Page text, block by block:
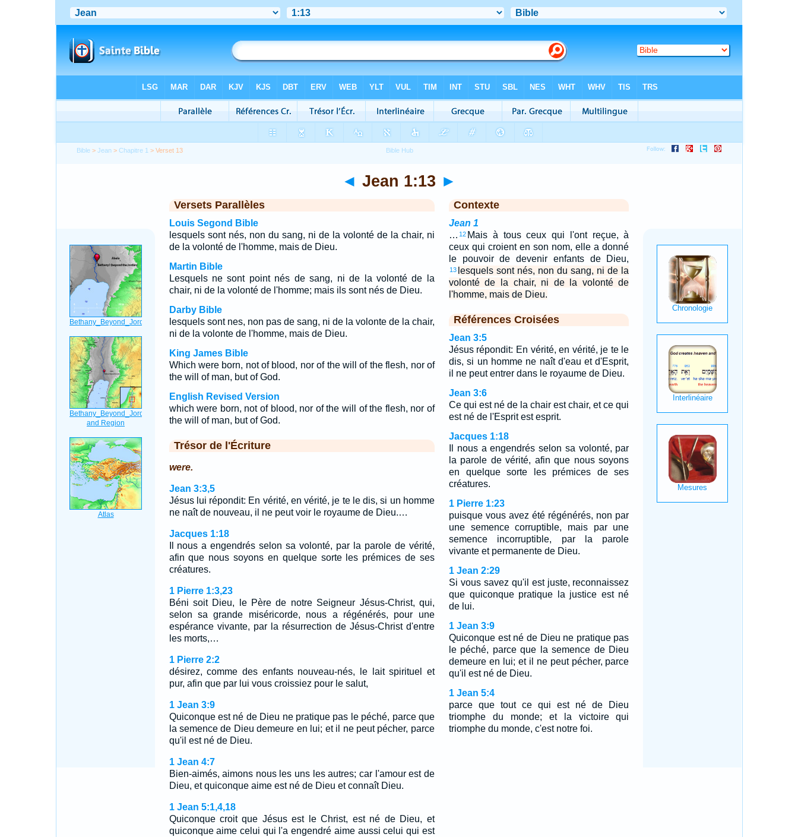
Bible >Jean >Chapitre 1 > Verset 13
◄ Jean 1:13 ►
Versets Parallèles
Louis Segond Bible
lesquels sont nés, non du sang, ni de la volonté de la chair, ni
de la volonté de l'homme, mais de Dieu.
Martin Bible
Lesquels ne sont point nés de sang, ni de la volonté de la
chair, ni de la volonté de l'homme; mais ils sont nés de Dieu.
Darby Bible
lesquels sont nes, non pas de sang, ni de la volonte de la chair,
ni de la volonte de l'homme, mais de Dieu.
King James Bible
Which were born, not of blood, nor of the will of the flesh, nor of
the will of man, but of God.
English Revised Version
which were born, not of blood, nor of the will of the flesh, nor of
the will of man, but of God.
Trésor de l'Écriture
were.
Jean 3:3,5
Jésus lui répondit: En vérité, en vérité, je te le dis, si un homme
ne naît de nouveau, il ne peut voir le royaume de Dieu.…
Jacques 1:18
Il nous a engendrés selon sa volonté, par la parole de vérité,
afin que nous soyons en quelque sorte les prémices de ses
créatures.
1 Pierre 1:3,23
Béni soit Dieu, le Père de notre Seigneur Jésus-Christ, qui,
selon sa grande miséricorde, nous a régénérés, pour une
espérance vivante, par la résurrection de Jésus-Christ d'entre
les morts,…
1 Pierre 2:2
désirez, comme des enfants nouveau-nés, le lait spirituel et
pur, afin que par lui vous croissiez pour le salut,
1 Jean 3:9
Quiconque est né de Dieu ne pratique pas le péché, parce que
la semence de Dieu demeure en lui; et il ne peut pécher, parce
qu'il est né de Dieu.
1 Jean 4:7
Bien-aimés, aimons nous les uns les autres; car l'amour est de
Dieu, et quiconque aime est né de Dieu et connaît Dieu.
1 Jean 5:1,4,18
Quiconque croit que Jésus est le Christ, est né de Dieu, et
quiconque aime celui qui l'a engendré aime aussi celui qui est
Contexte
Jean 1
… 12 Mais à tous ceux qui l'ont reçue, à
ceux qui croient en son nom, elle a donné
le pouvoir de devenir enfants de Dieu,
13 lesquels sont nés, non du sang, ni de la
volonté de la chair, ni de la volonté de
l'homme, mais de Dieu.
Références Croisées
Jean 3:5
Jésus répondit: En vérité, en vérité, je te le
dis, si un homme ne naît d'eau et d'Esprit,
il ne peut entrer dans le royaume de Dieu.
Jean 3:6
Ce qui est né de la chair est chair, et ce qui
est né de l'Esprit est esprit.
Jacques 1:18
Il nous a engendrés selon sa volonté, par
la parole de vérité, afin que nous soyons
en quelque sorte les prémices de ses
créatures.
1 Pierre 1:23
puisque vous avez été régénérés, non par
une semence corruptible, mais par une
semence incorruptible, par la parole
vivante et permanente de Dieu.
1 Jean 2:29
Si vous savez qu'il est juste, reconnaissez
que quiconque pratique la justice est né
de lui.
1 Jean 3:9
Quiconque est né de Dieu ne pratique pas
le péché, parce que la semence de Dieu
demeure en lui; et il ne peut pécher, parce
qu'il est né de Dieu.
1 Jean 5:4
parce que tout ce qui est né de Dieu
triomphe du monde; et la victoire qui
triomphe du monde, c'est notre foi.